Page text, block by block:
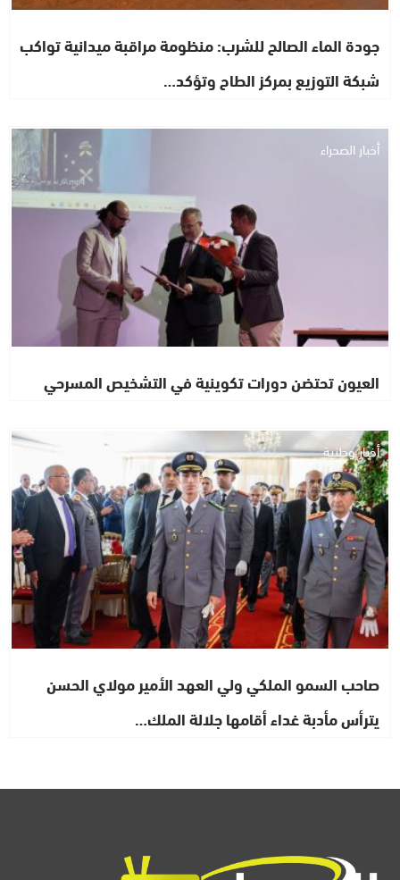
جودة الماء الصالح للشرب: منظومة مراقبة ميدانية تواكب
شبكة التوزيع بمركز الطاح وتؤكد…
أخبار الصحراء
العيون تحتضن دورات تكوينية في التشخيص المسرحي
أخبار وطنية
صاحب السمو الملكي ولي العهد الأمير مولاي الحسن
يترأس مأدبة غداء أقامها جلالة الملك…